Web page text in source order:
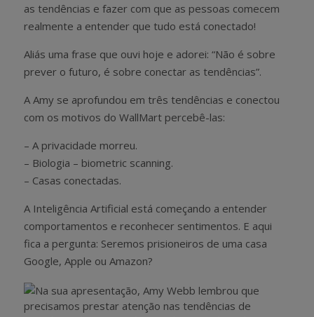
as tendências e fazer com que as pessoas comecem
realmente a entender que tudo está conectado!
Aliás uma frase que ouvi hoje e adorei: “Não é sobre
prever o futuro, é sobre conectar as tendências”.
A Amy se aprofundou em três tendências e conectou
com os motivos do WallMart percebê-las:
– A privacidade morreu.
– Biologia – biometric scanning.
– Casas conectadas.
A Inteligência Artificial está começando a entender
comportamentos e reconhecer sentimentos. E aqui
fica a pergunta: Seremos prisioneiros de uma casa
Google, Apple ou Amazon?